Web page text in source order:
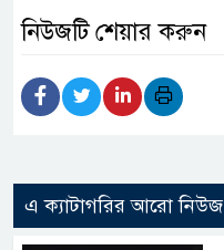
নিউজটি শেয়ার করুন
এ ক্যাটাগরির আরো নিউজ